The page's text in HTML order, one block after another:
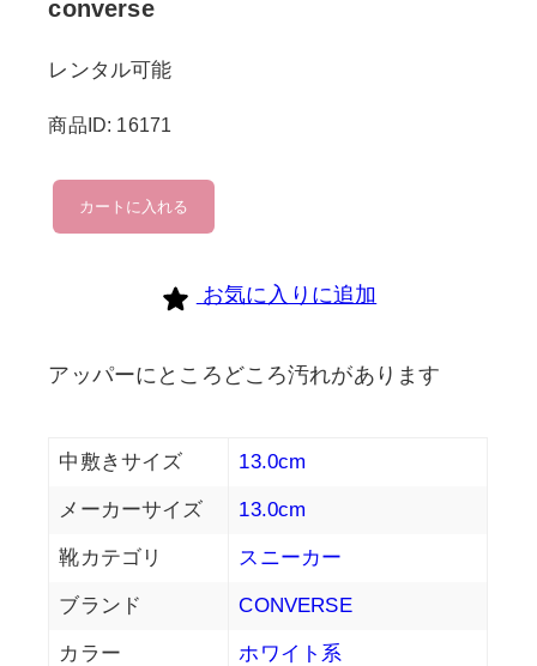
converse
レンタル可能
商品ID: 16171
converse
個
カートに入れる
お気に入りに追加
アッパーにところどころ汚れがあります
中敷きサイズ 13.0cm
メーカーサイズ 13.0cm
靴カテゴリ スニーカー
ブランド CONVERSE
カラー ホワイト系